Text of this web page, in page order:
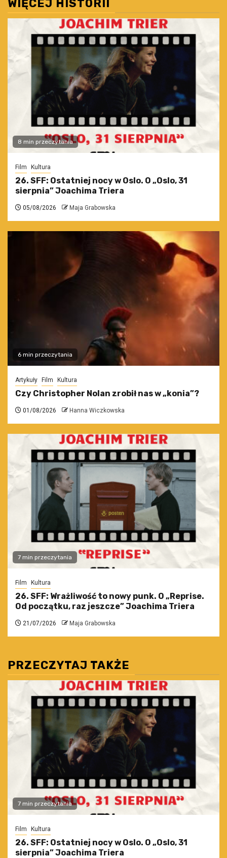
WIĘCEJ HISTORII
8 min przeczytania
Film Kultura
26. SFF: Ostatniej nocy w Oslo. O „Oslo, 31
sierpnia” Joachima Triera
05/08/2026 Maja Grabowska
6 min przeczytania
Artykuły Film Kultura
Czy Christopher Nolan zrobił nas w „konia”?
01/08/2026 Hanna Wiczkowska
7 min przeczytania
Film Kultura
26. SFF: Wrażliwość to nowy punk. O „Reprise.
Od początku, raz jeszcze” Joachima Triera
21/07/2026 Maja Grabowska
PRZECZYTAJ TAKŻE
7 min przeczytania
Film Kultura
26. SFF: Ostatniej nocy w Oslo. O „Oslo, 31
sierpnia” Joachima Triera